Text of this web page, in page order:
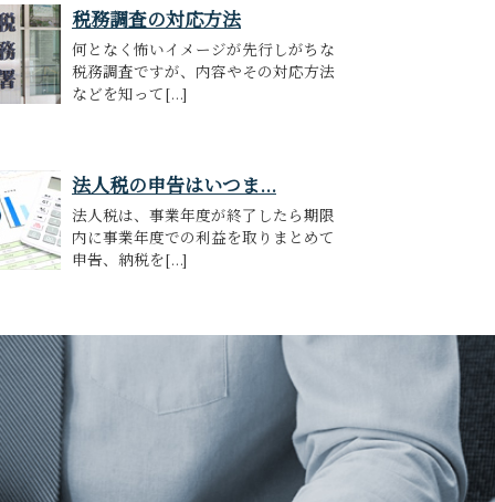
税務調査の対応方法
何となく怖いイメージが先行しがちな
税務調査ですが、内容やその対応方法
などを知って[...]
法人税の申告はいつま...
法人税は、事業年度が終了したら期限
内に事業年度での利益を取りまとめて
申告、納税を[...]